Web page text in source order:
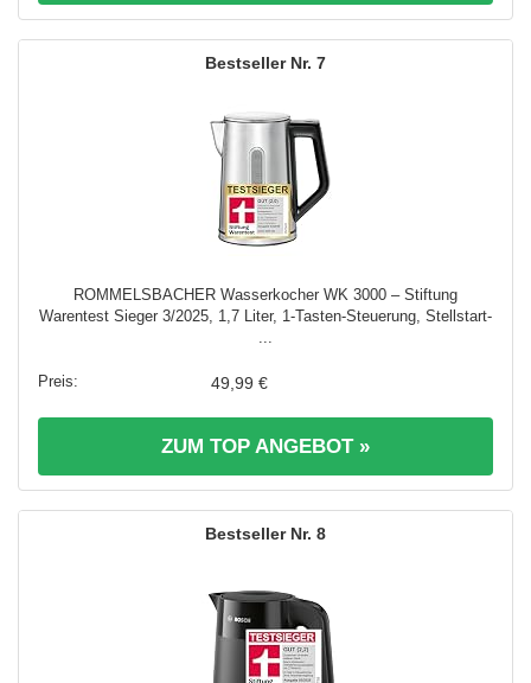
7
ROMMELSBACHER Wasserkocher WK 3000 – Stiftung
Warentest Sieger 3/2025, 1,7 Liter, 1-Tasten-Steuerung, Stellstart-
49,99 €
ZUM TOP ANGEBOT »
8